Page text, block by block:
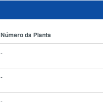
Número da Planta
-
-
-